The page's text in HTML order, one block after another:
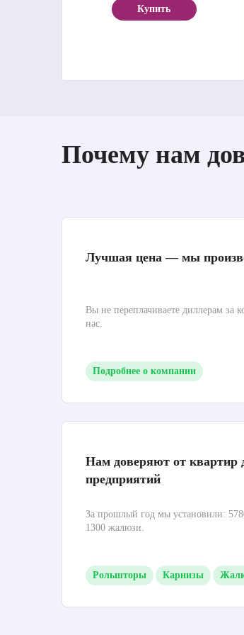
Купить
Почему нам
Лучшая цена — мы
Вы не переплачиваете диллерам за
нас.
Подробнее о компании
Нам доверяют от квартир
предприятий
За прошлый год мы установили:
1300 жалюзи.
Рольшторы Карнизы